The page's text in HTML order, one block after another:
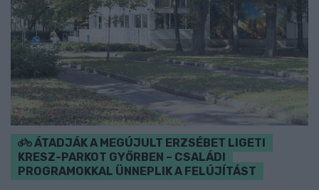
ÁTADJÁK A MEGÚJULT ERZSÉBET LIGETI
KRESZ-PARKOT GYŐRBEN – CSALÁDI
PROGRAMOKKAL ÜNNEPLIK A FELÚJÍTÁST